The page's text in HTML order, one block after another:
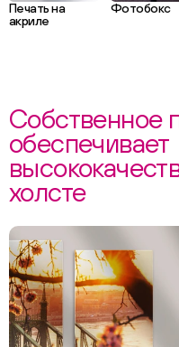
Печать на
акриле
Фотобокс
Собственное
обеспечивает
холсте